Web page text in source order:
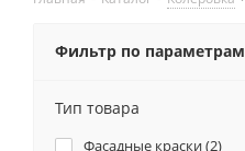
Фильтр по параметрам
Тип товара
Фасадные краски (2)